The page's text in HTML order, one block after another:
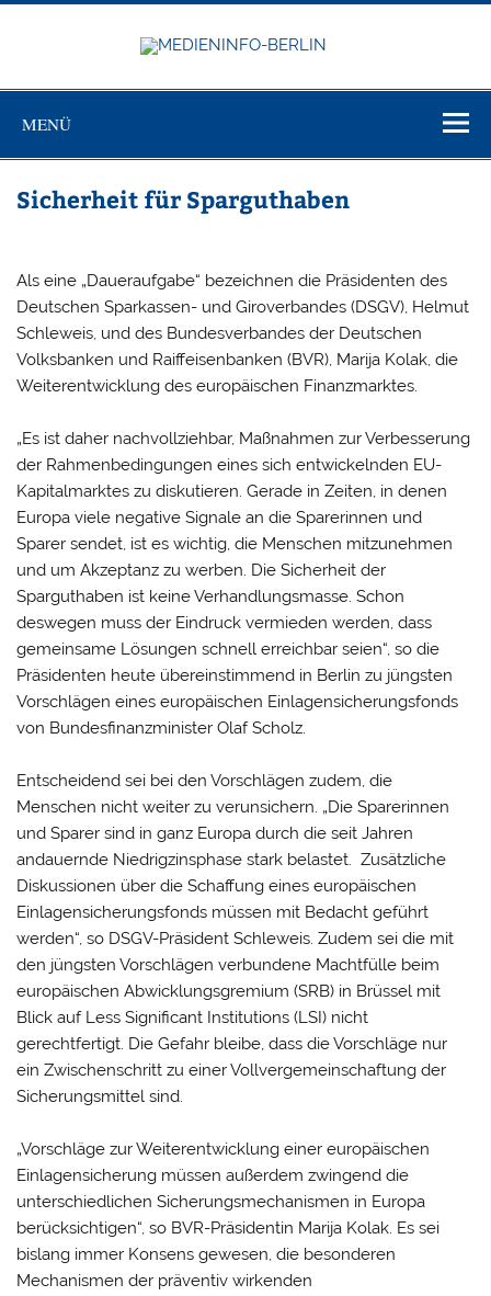
Zum
MENÜ
Sicherheit für Sparguthaben
Als eine „Daueraufgabe“ bezeichnen die Präsidenten des
Deutschen Sparkassen- und Giroverbandes (DSGV), Helmut
Schleweis, und des Bundesverbandes der Deutschen
Volksbanken und Raiffeisenbanken (BVR), Marija Kolak, die
Weiterentwicklung des europäischen Finanzmarktes.
„Es ist daher nachvollziehbar, Maßnahmen zur Verbesserung
der Rahmenbedingungen eines sich entwickelnden EU-
Kapitalmarktes zu diskutieren. Gerade in Zeiten, in denen
Europa viele negative Signale an die Sparerinnen und
Sparer sendet, ist es wichtig, die Menschen mitzunehmen
und um Akzeptanz zu werben. Die Sicherheit der
Sparguthaben ist keine Verhandlungsmasse. Schon
deswegen muss der Eindruck vermieden werden, dass
gemeinsame Lösungen schnell erreichbar seien“, so die
Präsidenten heute übereinstimmend in Berlin zu jüngsten
Vorschlägen eines europäischen Einlagensicherungsfonds
von Bundesfinanzminister Olaf Scholz.
Entscheidend sei bei den Vorschlägen zudem, die
Menschen nicht weiter zu verunsichern. „Die Sparerinnen
und Sparer sind in ganz Europa durch die seit Jahren
andauernde Niedrigzinsphase stark belastet. Zusätzliche
Diskussionen über die Schaffung eines europäischen
Einlagensicherungsfonds müssen mit Bedacht geführt
werden“, so DSGV-Präsident Schleweis. Zudem sei die mit
den jüngsten Vorschlägen verbundene Machtfülle beim
europäischen Abwicklungsgremium (SRB) in Brüssel mit
Blick auf Less Significant Institutions (LSI) nicht
gerechtfertigt. Die Gefahr bleibe, dass die Vorschläge nur
ein Zwischenschritt zu einer Vollvergemeinschaftung der
Sicherungsmittel sind.
„Vorschläge zur Weiterentwicklung einer europäischen
Einlagensicherung müssen außerdem zwingend die
unterschiedlichen Sicherungsmechanismen in Europa
berücksichtigen“, so BVR-Präsidentin Marija Kolak. Es sei
bislang immer Konsens gewesen, die besonderen
Mechanismen der präventiv wirkenden